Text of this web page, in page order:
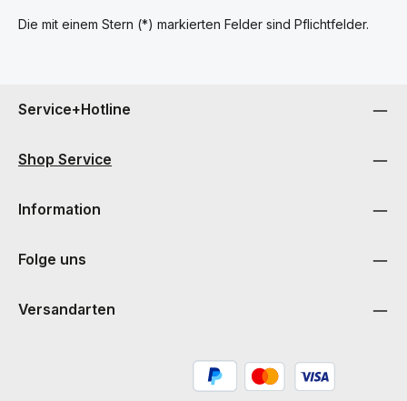
Die mit einem Stern (*) markierten Felder sind Pflichtfelder.
Service+Hotline
Shop Service
Information
Folge uns
Versandarten